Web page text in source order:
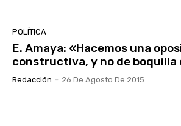
POLÍTICA
E. Amaya: «Hacemos una
constructiva, y no de boquilla
Redacción - 26 De Agosto De 2015